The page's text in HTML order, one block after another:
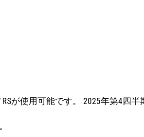
RSが使用可能です。 2025年第4四